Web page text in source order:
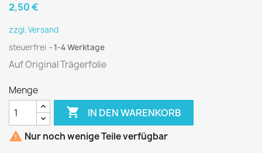
2,50 €
zzgl. Versand
steuerfrei
1-4 Werktage
Auf Original Trägerfolie
Menge
 IN DEN WARENKORB
 Nur noch wenige Teile verfügbar